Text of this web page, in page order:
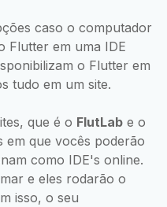
caso o computador
Flutter em uma IDE
o Flutter em
tudo em um site.
que é o FlutLab e o
em que vocês poderão
como IDE's online.
e eles rodarão o
isso, o seu